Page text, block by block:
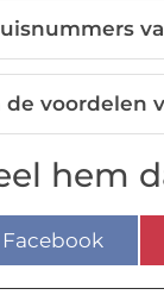
de voordelen
hem
Facebook